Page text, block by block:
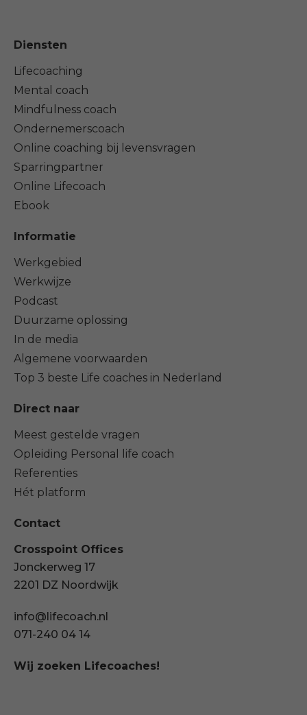
Diensten
Lifecoaching
Mental coach
Mindfulness coach
Ondernemerscoach
Online coaching bij levensvragen
Sparringpartner
Online Lifecoach
Ebook
Informatie
Werkgebied
Werkwijze
Podcast
Duurzame oplossing
In de media
Algemene voorwaarden
Top 3 beste Life coaches in Nederland
Direct naar
Meest gestelde vragen
Opleiding Personal life coach
Referenties
Hét platform
Contact
Crosspoint Offices
Jonckerweg 17
2201 DZ Noordwijk
info@lifecoach.nl
071-240 04 14
Wij zoeken Lifecoaches!